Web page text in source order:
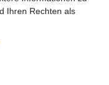
Ihren Rechten als